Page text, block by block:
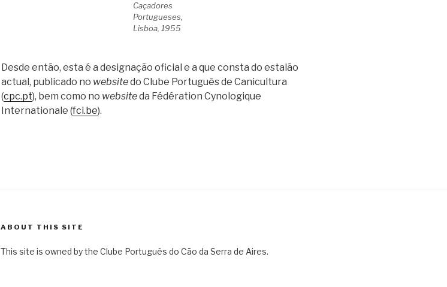
Caçadores
Portugueses,
Lisboa, 1955
Desde então, esta é a designação oficial e a que consta do estalão
actual, publicado no websitedo Clube Português de Canicultura
(cpc.pt), bem como no websiteda Fédération Cynologique
Internationale (fci.be).
ABOUT THIS SITE
This site is owned by the Clube Português do Cão da Serra de Aires.